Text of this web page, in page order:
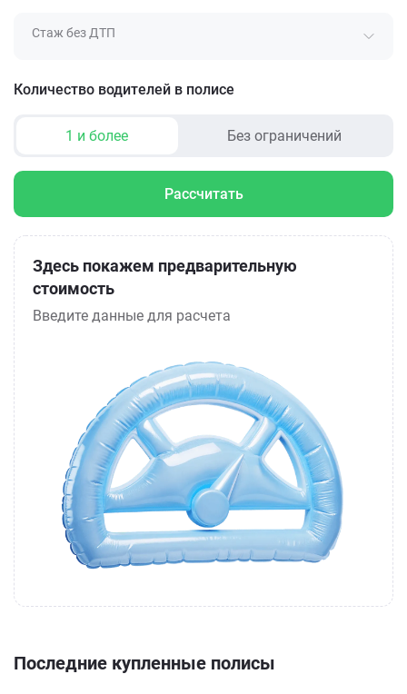
Стаж без ДТП
Количество водителей в полисе
1 и более Без ограничений
Рассчитать
Здесь покажем предварительную
стоимость
Введите данные для расчета
Последние купленные полисы